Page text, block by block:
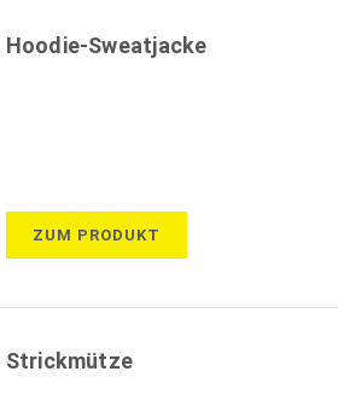
Hoodie-Sweatjacke
ZUM PRODUKT
Strickmütze